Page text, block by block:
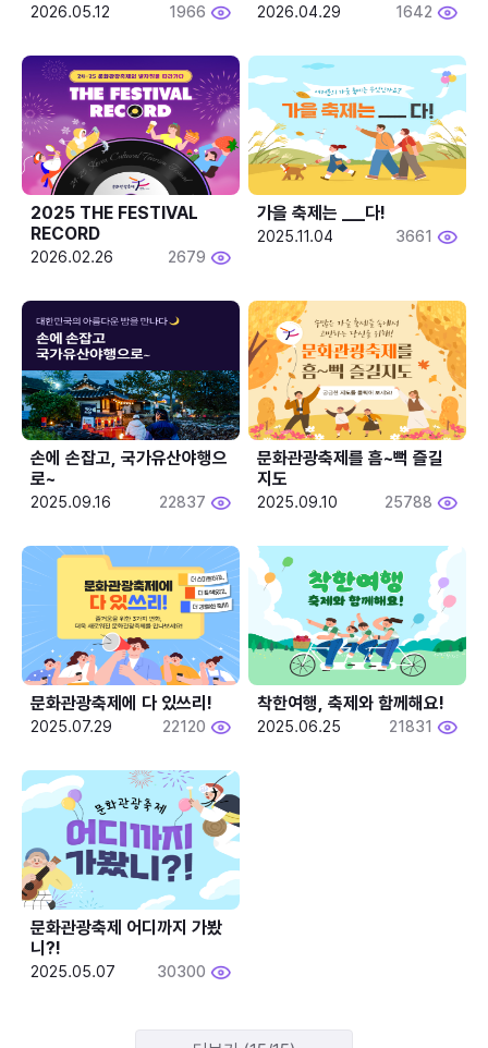
2026.05.12 1966 2026.04.29 1642
2025 THE FESTIVAL
RECORD
2026.02.26 2679
2025.11.04 3661
손에 손잡고, 국가유산야행으
로~
2025.09.16 22837
문화관광축제를 흠~뻑 즐길
지도
2025.09.10 25788
문화관광축제에 다 있쓰리!
2025.07.29 22120
착한여행, 축제와 함께해요!
2025.06.25 21831
문화관광축제 어디까지 가봤
니?!
2025.05.07 30300